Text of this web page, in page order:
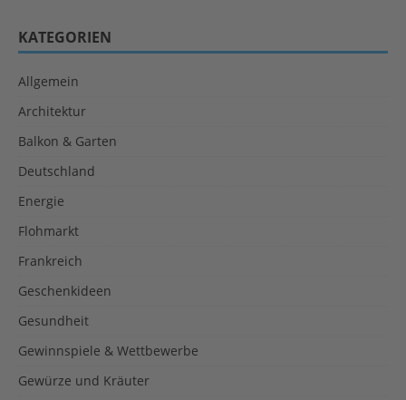
KATEGORIEN
Allgemein
Architektur
Balkon & Garten
Deutschland
Energie
Flohmarkt
Frankreich
Geschenkideen
Gesundheit
Gewinnspiele & Wettbewerbe
Gewürze und Kräuter